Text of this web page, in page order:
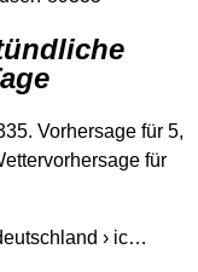
Vorhersage für 5,
für
› ic…